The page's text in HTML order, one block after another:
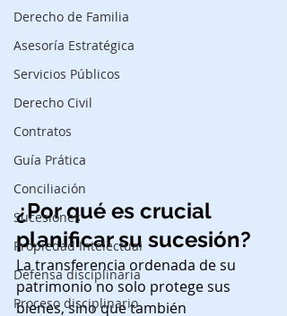
Derecho de Familia
Asesoría Estratégica
Servicios Públicos
Derecho Civil
Contratos
Guía Prática
Conciliación
Sucesiones
Propiedad Intelectual
Defensa disciplinaria
Proceso disciplinario
¿Por qué es crucial
planificar su sucesión?
La transferencia ordenada de su
patrimonio no solo protege sus
bienes, sino que también